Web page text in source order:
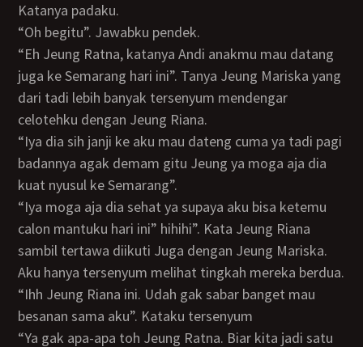
Katanya padaku.
“Oh begitu”. Jawabku pendek.
“Eh Jeung Ratna, katanya Andi anakmu mau datang
juga ke Semarang hari ini”. Tanya Jeung Mariska yang
dari tadi lebih banyak tersenyum mendengar
celotehku dengan Jeung Riana.
“Iya dia sih janji ke aku mau dateng cuma ya tadi pagi
badannya agak demam gitu Jeung ya moga aja dia
kuat nyusul ke Semarang”.
“Iya moga aja dia sehat ya supaya aku bisa ketemu
calon mantuku hari ini” hihihi”. Kata Jeung Riana
sambil tertawa diikuti Juga dengan Jeung Mariska.
Aku hanya tersenyum melihat tingkah mereka berdua.
“Ihh Jeung Riana ini. Udah gak sabar banget mau
besanan sama aku”. Kataku tersenyum
“Ya gak apa-apa toh Jeung Ratna. Biar kita jadi satu